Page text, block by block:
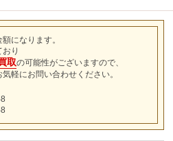
になります。
り
取の可能性がございますので、
軽にお問い合わせください。